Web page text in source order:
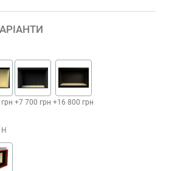
+7 700 грн +16 800 грн